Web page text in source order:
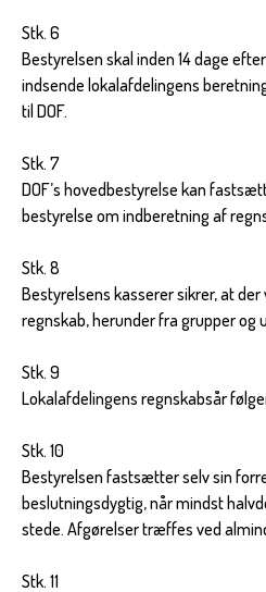
Stk. 6
Bestyrelsen skal inden 14 dage
indsende lokalafdelingens
til DOF.
Stk. 7
DOF’s hovedbestyrelse kan
bestyrelse om indberetning af
Stk. 8
Bestyrelsens kasserer sikrer, at
regnskab, herunder fra grupper og
Stk. 9
Lokalafdelingens regnskabsår
Stk. 10
Bestyrelsen fastsætter selv sin
beslutningsdygtig, når mindst
stede. Afgørelser træffes ved
Stk. 11